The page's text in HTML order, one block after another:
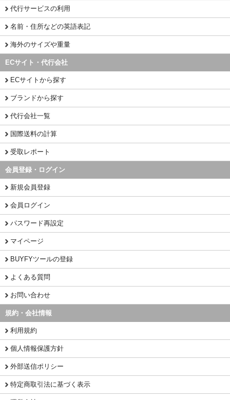
代行サービスの利用
名前・住所などの英語表記
海外のサイズや重量
ECサイト・代行会社
ECサイトから探す
ブランドから探す
代行会社一覧
国際送料の計算
受取レポート
会員登録・ログイン
新規会員登録
会員ログイン
パスワード再設定
マイページ
BUYFYツールの登録
よくある質問
お問い合わせ
規約・会社情報
利用規約
個人情報保護方針
外部送信ポリシー
特定商取引法に基づく表示